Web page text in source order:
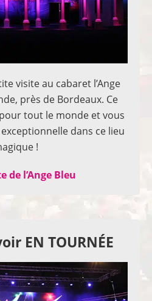
visite au cabaret l’Ange
près de Bordeaux. Ce
tout le monde et vous
dans ce lieu
!
de l’Ange Bleu
EN TOURNÉE